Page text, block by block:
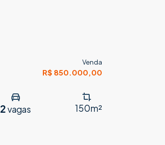
Venda
R$ 850.000,00
2vagas 150m²